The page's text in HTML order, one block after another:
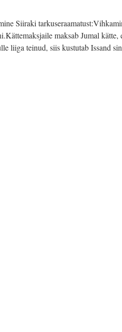
Siiraki
maksab Jumal kätte,
liiga teinud, siis kustutab Issand